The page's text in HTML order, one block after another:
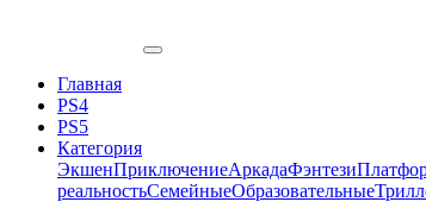
Главная
PS4
PS5
Категория
ЭкшенПриключениеАркадаФэнтези
реальностьСемейныеОбразовательные